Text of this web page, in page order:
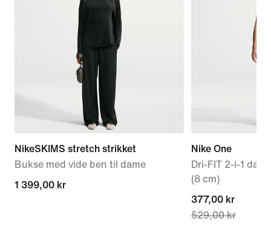
NikeSKIMS stretch strikket
Bukse med vide ben til dame
1 399,00 kr
1 399,00 kr
Nike One
Dri-FIT 2-i-1
(8 cm)
current
price
377,00 kr
529,00 kr